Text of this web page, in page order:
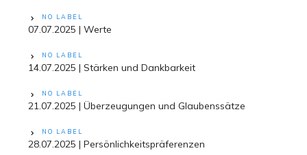
NO LABEL
07.07.2025 | Werte
NO LABEL
14.07.2025 | Stärken und Dankbarkeit
NO LABEL
21.07.2025 | Überzeugungen und Glaubenssätze
NO LABEL
28.07.2025 | Persönlichkeitspräferenzen